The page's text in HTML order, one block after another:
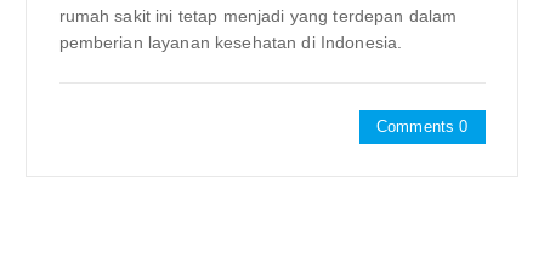
rumah sakit ini tetap menjadi yang terdepan dalam
pemberian layanan kesehatan di Indonesia.
Comments 0